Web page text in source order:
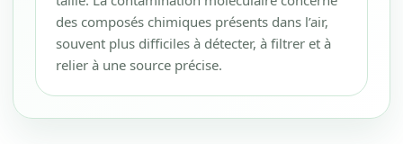
des composés chimiques présents dans l’air,
souvent plus difficiles à détecter, à filtrer et à
relier à une source précise.